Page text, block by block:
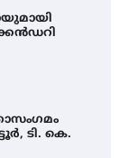
ടി. കെ.
4.4